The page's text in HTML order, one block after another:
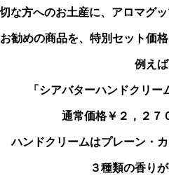
な方へのお土産に、アロマグ
お勧めの商品を、特別セット価
例えば
「シアバターハンドクリー
通常価格￥２，２７
ハンドクリームはプレーン・
３種類の香りが